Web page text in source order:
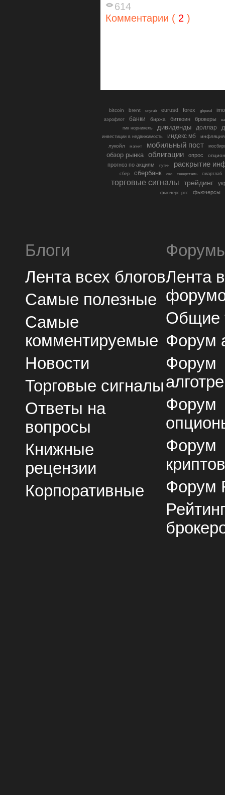
614
Комментарии ( 2 )
bitcoin brent cnyrub eurusd forex gbpusd
аэрофлот банки биржа биткоин брокеры
гмк норникель
дивиденды доллар
инвестиции в недвижимость индекс мб
инфляция
лукойл
магнит мобильный пост
обзор рынка облигации опрос
прогноз по акциям путин раскрытие
сбер сбербанк сво северсталь смартлаб
торговые сигналы трейдинг
фьючерс ртс фьючерсы
Блоги
Лента всех блогов
Самые полезные
Самые
комментируемые
Новости
Торговые сигналы
Ответы на
вопросы
Книжные
рецензии
Корпоративные
Лента
Общие
Форум
Форум
Форум
Форум
Форум